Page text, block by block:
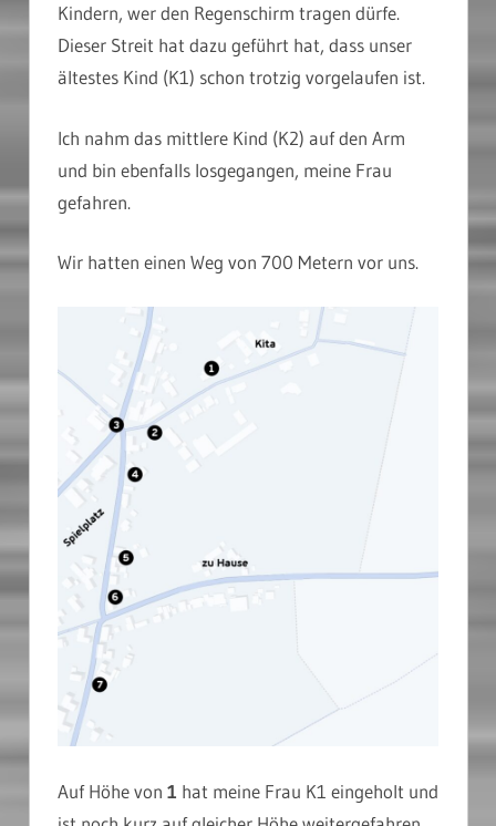
Kindern, wer den Regenschirm tragen dürfe.
Dieser Streit hat dazu geführt hat, dass unser
ältestes Kind (K1) schon trotzig vorgelaufen ist.
Ich nahm das mittlere Kind (K2) auf den Arm
und bin ebenfalls losgegangen, meine Frau
gefahren.
Wir hatten einen Weg von 700 Metern vor uns.
Auf Höhe von 1 hat meine Frau K1 eingeholt und